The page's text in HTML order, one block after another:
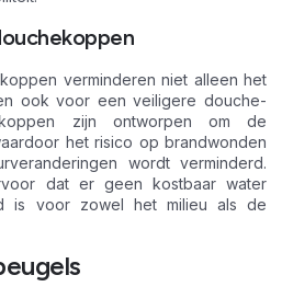
verminderen niet alleen het
ook voor een veiligere douche-
zijn ontworpen om de
het risico op brandwonden
wordt verminderd.
dat er geen kostbaar water
is voor zowel het milieu als de